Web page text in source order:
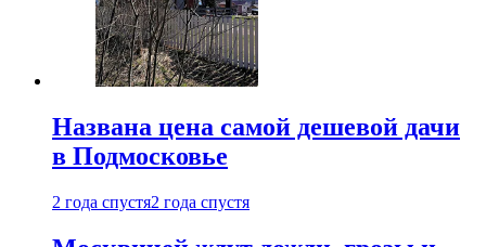
Названа цена самой дешевой дачи
в Подмосковье
2 года спустя2 года спустя